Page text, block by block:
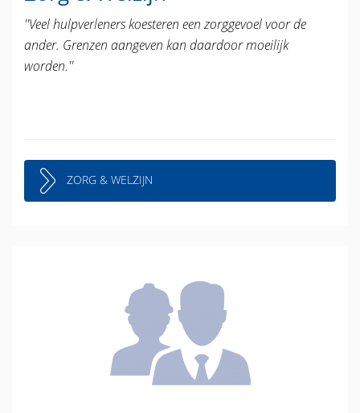
''Veel hulpverleners koesteren een zorggevoel voor de
ander. Grenzen aangeven kan daardoor moeilijk
worden.''
ZORG & WELZIJN